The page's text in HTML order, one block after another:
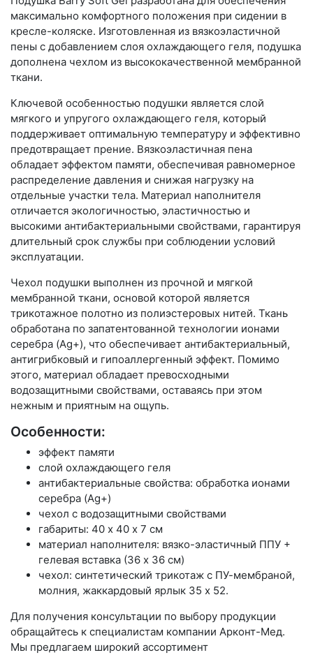
максимально комфортного положения при сидении в
кресле-коляске. Изготовленная из вязкоэластичной
пены с добавлением слоя охлаждающего геля, подушка
дополнена чехлом из высококачественной мембранной
ткани.
Ключевой особенностью подушки является слой
мягкого и упругого охлаждающего геля, который
поддерживает оптимальную температуру и эффективно
предотвращает прение. Вязкоэластичная пена
обладает эффектом памяти, обеспечивая равномерное
распределение давления и снижая нагрузку на
отдельные участки тела. Материал наполнителя
отличается экологичностью, эластичностью и
высокими антибактериальными свойствами, гарантируя
длительный срок службы при соблюдении условий
эксплуатации.
Чехол подушки выполнен из прочной и мягкой
мембранной ткани, основой которой является
трикотажное полотно из полиэстеровых нитей. Ткань
обработана по запатентованной технологии ионами
серебра (Ag+), что обеспечивает антибактериальный,
антигрибковый и гипоаллергенный эффект. Помимо
этого, материал обладает превосходными
водозащитными свойствами, оставаясь при этом
нежным и приятным на ощупь.
Особенности:
эффект памяти
слой охлаждающего геля
антибактериальные свойства: обработка ионами
серебра (Ag+)
чехол с водозащитными свойствами
габариты: 40 х 40 х 7 см
материал наполнителя: вязко-эластичный ППУ +
гелевая вставка (36 х 36 см)
чехол: синтетический трикотаж с ПУ-мембраной,
молния, жаккардовый ярлык 35 х 52.
Для получения консультации по выбору продукции
обращайтесь к специалистам компании Арконт-Мед.
Мы предлагаем широкий ассортимент